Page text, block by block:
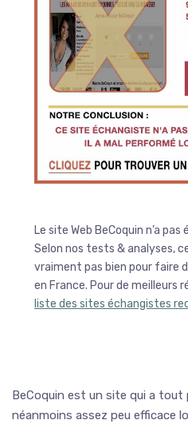
Le site Web BeCoquin n’a
Selon nos tests & analyses,
vraiment pas bien pour faire
en France. Pour de meilleurs
liste des sites échangistes
BeCoquin est un site qui a tout
néanmoins assez peu efficace